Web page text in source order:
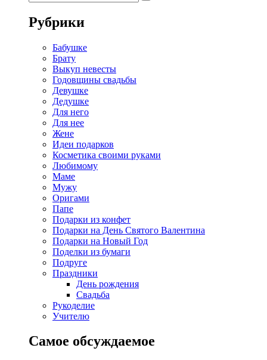
Рубрики
Бабушке
Брату
Выкуп невесты
Годовщины свадьбы
Девушке
Дедушке
Для него
Для нее
Жене
Идеи подарков
Косметика своими руками
Любимому
Маме
Мужу
Оригами
Папе
Подарки из конфет
Подарки на День Святого Валентина
Подарки на Новый Год
Поделки из бумаги
Подруге
Праздники
День рождения
Свадьба
Рукоделие
Учителю
Самое обсуждаемое